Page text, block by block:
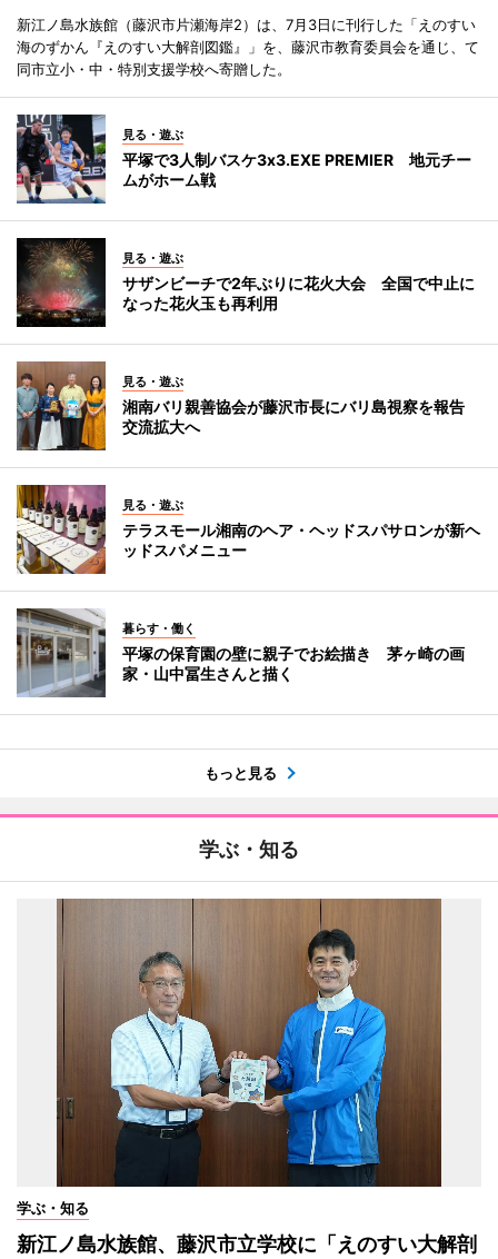
新江ノ島水族館（藤沢市片瀬海岸2）は、7月3日に刊行した「えのすい
海のずかん『えのすい大解剖図鑑』」を、藤沢市教育委員会を通じ、て
同市立小・中・特別支援学校へ寄贈した。
見る・遊ぶ
平塚で3人制バスケ3x3.EXE PREMIER 地元チー
ムがホーム戦
見る・遊ぶ
サザンビーチで2年ぶりに花火大会 全国で中止に
なった花火玉も再利用
見る・遊ぶ
湘南バリ親善協会が藤沢市長にバリ島視察を報告
交流拡大へ
見る・遊ぶ
テラスモール湘南のヘア・ヘッドスパサロンが新ヘ
ッドスパメニュー
暮らす・働く
平塚の保育園の壁に親子でお絵描き 茅ヶ崎の画
家・山中冨生さんと描く
もっと見る
学ぶ・知る
学ぶ・知る
新江ノ島水族館、藤沢市立学校に「えのすい大解剖